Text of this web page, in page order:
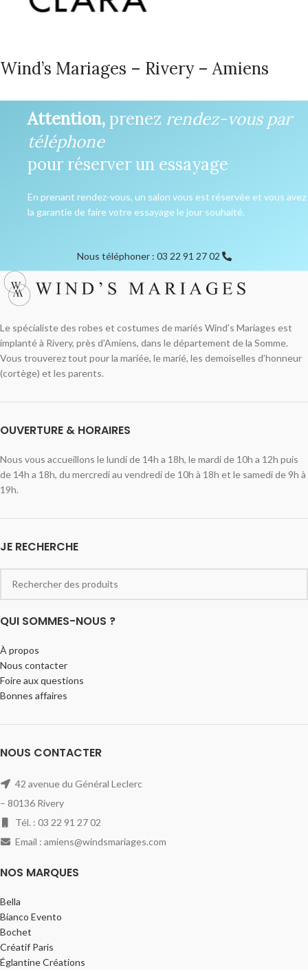
Wind’s Mariages – Rivery – Amiens
Attention,prenez rendez-vous par
téléphone
pour réserver un essayage
En prenant rendez-vous, un salon vous est réservée et vous avez
la garantie de faire votre essayage le jour souhaité.
Nous téléphoner : 03 22 91 27 02
Le spécialiste des robes et costumes de mariés Wind’s Mariages est
implanté à Rivery, près d’Amiens, dans le département de la Somme.
Vous trouverez tout pour la mariée, le marié, les demoiselles d’honneur
(cortège) et les parents.
OUVERTURE & HORAIRES
Nous vous accueillons le lundi de 14h a 18h, le mardi de 10h a 12h puis
de 14h a 18h, du mercredi au vendredi de 10h à 18h et le samedi de 9h à
19h.
JE RECHERCHE
QUI SOMMES-NOUS ?
À propos
Nous contacter
Foire aux questions
Bonnes affaires
NOUS CONTACTER
42 avenue du Général Leclerc
– 80136 Rivery
Tél. : 03 22 91 27 02
Email : amiens@windsmariages.com
NOS MARQUES
Bella
Bianco Evento
Bochet
Créatif Paris
Églantine Créations